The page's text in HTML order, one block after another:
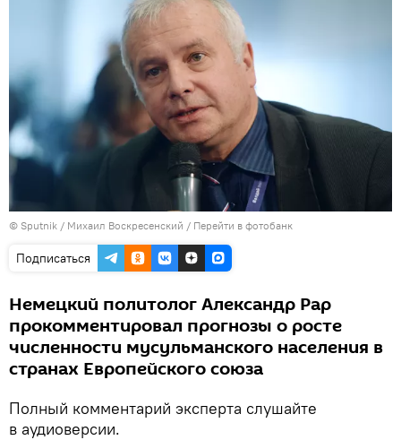
© Sputnik / Михаил Воскресенский / Перейти в фотобанк
Подписаться
Немецкий политолог Александр Рар
прокомментировал прогнозы о росте
численности мусульманского населения в
странах Европейского союза
Полный комментарий эксперта слушайте
в аудиоверсии.